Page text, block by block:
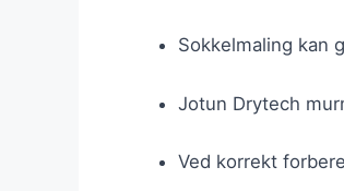
Sokkelmaling kan
Jotun Drytech
Ved korrekt